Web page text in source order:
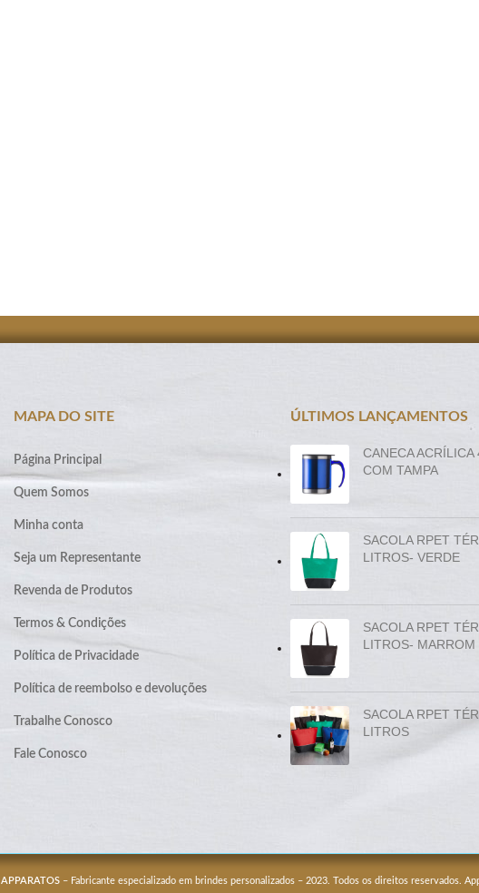
MAPA DO SITE
Página Principal
Quem Somos
Minha conta
Seja um Representante
Revenda de Produtos
Termos & Condições
Política de Privacidade
Política de reembolso e devoluções
Trabalhe Conosco
Fale Conosco
ÚLTIMOS LANÇAMENTOS
CANECA ACRÍLICA
COM TAMPA
SACOLA RPET
LITROS- VERDE
SACOLA RPET
LITROS- MARROM
SACOLA RPET
LITROS
APPARATOS – Fabricante especializado em brindes personalizados – 2023. Todos os direitos reservados.